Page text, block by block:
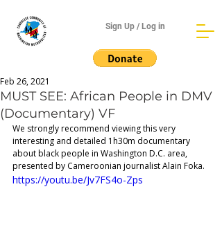
Sign Up / Log in
MUST SEE: African People in DMV
(Documentary) VF
Feb 26, 2021
We strongly recommend viewing this very
interesting and detailed 1h30m documentary
about black people in Washington D.C. area,
presented by Cameroonian journalist Alain Foka.
https://youtu.be/Jv7FS4o-Zps